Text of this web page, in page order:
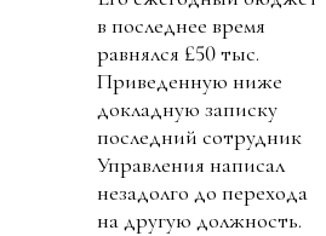
в последнее время
равнялся £50 тыс.
Приведенную ниже
докладную записку
последний сотрудник
Управления написал
незадолго до перехода
на другую должность.